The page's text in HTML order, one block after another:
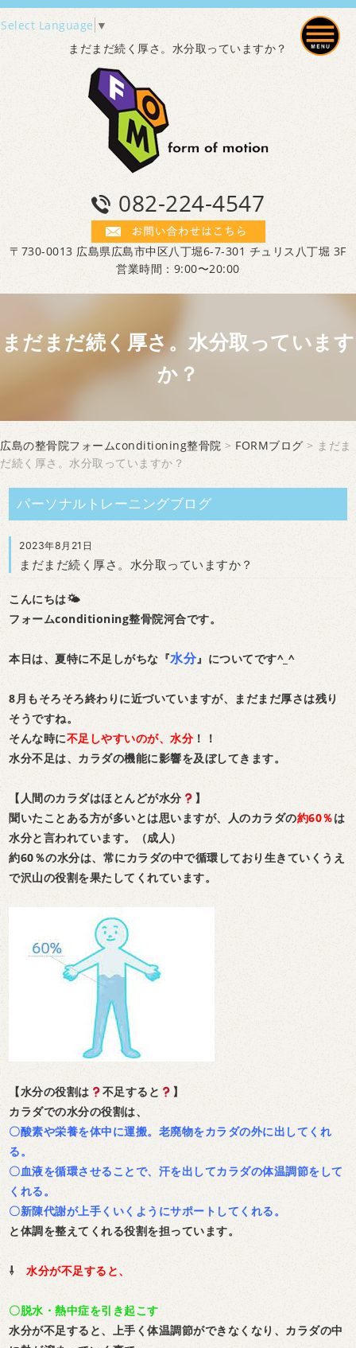
Select Language ▼
まだまだ続く厚さ。水分取っていますか？
082-224-4547
〒730-0013 広島県広島市中区八丁堀6-7-301 チュリス八丁堀 3F
営業時間：9:00〜20:00
まだまだ続く厚さ。水分取っています
か？
広島の整骨院フォームconditioning整骨院 > FORMブログ > まだま
だ続く厚さ。水分取っていますか？
パーソナルトレーニングブログ
2023年8月21日
まだまだ続く厚さ。水分取っていますか？
こんにちは🌤
フォームconditioning整骨院河合です。
本日は、夏特に不足しがちな『水分』についてです^_^
8月もそろそろ終わりに近づいていますが、まだまだ厚さは残り
そうですね。
そんな時に不足しやすいのが、水分 ！！
水分不足は、カラダの機能に影響を及ぼしてきます。
【人間のカラダはほとんどが水分
】
聞いたことある方が多いとは思いますが、人のカラダの約60％は
水分と言われています。（成人）
約60％の水分は、常にカラダの中で循環しており生きていくうえ
で沢山の役割を果たしてくれています。
【水分の役割は 不足すると
】
カラダでの水分の役割は、
〇酸素や栄養を体中に運搬。老廃物をカラダの外に出してくれ
る。
〇血液を循環させることで、汗を出してカラダの体温調節をして
くれる。
〇新陳代謝が上手くいくようにサポートしてくれる。
と体調を整えてくれる役割を担っています。
⇩水分が不足すると、
〇脱水・熱中症を引き起こす
水分が不足すると、上手く体温調節ができなくなり、カラダの中